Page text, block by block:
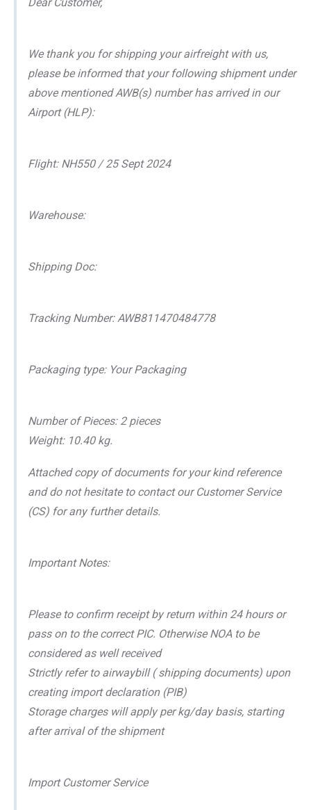
Dear Customer,
We thank you for shipping your airfreight with us,
please be informed that your following shipment under
above mentioned AWB(s) number has arrived in our
Airport (HLP):
Flight: NH550 / 25 Sept 2024
Warehouse:
Shipping Doc:
Tracking Number: AWB811470484778
Packaging type: Your Packaging
Number of Pieces: 2 pieces
Weight: 10.40 kg.
Attached copy of documents for your kind reference
and do not hesitate to contact our Customer Service
(CS) for any further details.
Important Notes:
Please to confirm receipt by return within 24 hours or
pass on to the correct PIC. Otherwise NOA to be
considered as well received
Strictly refer to airwaybill ( shipping documents) upon
creating import declaration (PIB)
Storage charges will apply per kg/day basis, starting
after arrival of the shipment
Import Customer Service